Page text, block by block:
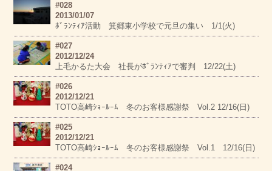
#028
2013/01/07
ﾎﾞﾗﾝﾃｨｱ活動 箕郷東小学校で元旦の集い 1/1(火)
#027
2012/12/24
上毛かるた大会 社長がﾎﾞﾗﾝﾃｨｱで審判 12/22(土)
#026
2012/12/21
TOTO高崎ｼｮｰﾙｰﾑ 冬のお客様感謝祭 Vol.2 12/16(日)
#025
2012/12/21
TOTO高崎ｼｮｰﾙｰﾑ 冬のお客様感謝祭 Vol.1 12/16(日)
#024